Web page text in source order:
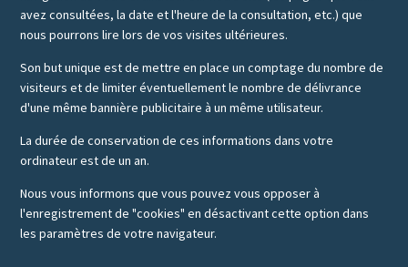
avez consultées, la date et l'heure de la consultation, etc.) que
nous pourrons lire lors de vos visites ultérieures.
Son but unique est de mettre en place un comptage du nombre de
visiteurs et de limiter éventuellement le nombre de délivrance
d'une même bannière publicitaire à un même utilisateur.
La durée de conservation de ces informations dans votre
ordinateur est de un an.
Nous vous informons que vous pouvez vous opposer à
l'enregistrement de "cookies" en désactivant cette option dans
les paramètres de votre navigateur.